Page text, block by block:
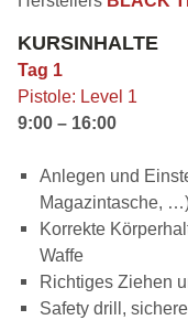
KURSINHALTE
Tag 1
Pistole: Level 1
9:00 – 16:00
Anlegen und
Magazintasche,
Korrekte
Waffe
Richtiges Ziehen
Safety drill,